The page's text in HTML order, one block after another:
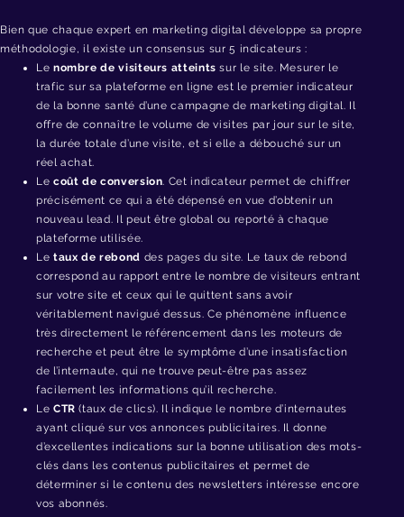
Bien que chaque expert en marketing digital développe sa propre
méthodologie, il existe un consensus sur 5 indicateurs :
Le nombre de visiteurs atteints sur le site. Mesurer le
trafic sur sa plateforme en ligne est le premier indicateur
de la bonne santé d’une campagne de marketing digital. Il
offre de connaître le volume de visites par jour sur le site,
la durée totale d’une visite, et si elle a débouché sur un
réel achat.
Le coût de conversion . Cet indicateur permet de chiffrer
précisément ce qui a été dépensé en vue d’obtenir un
nouveau lead. Il peut être global ou reporté à chaque
plateforme utilisée.
Le taux de rebond des pages du site. Le taux de rebond
correspond au rapport entre le nombre de visiteurs entrant
sur votre site et ceux qui le quittent sans avoir
véritablement navigué dessus. Ce phénomène influence
très directement le référencement dans les moteurs de
recherche et peut être le symptôme d’une insatisfaction
de l’internaute, qui ne trouve peut-être pas assez
facilement les informations qu’il recherche.
Le CTR (taux de clics). Il indique le nombre d’internautes
ayant cliqué sur vos annonces publicitaires. Il donne
d’excellentes indications sur la bonne utilisation des mots-
clés dans les contenus publicitaires et permet de
déterminer si le contenu des newsletters intéresse encore
vos abonnés.